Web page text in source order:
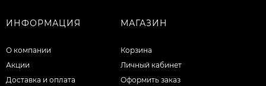
ИНФОРМАЦИЯ
О компании
Акции
Доставка и оплата
МАГАЗИН
Корзина
Личный кабинет
Оформить заказ